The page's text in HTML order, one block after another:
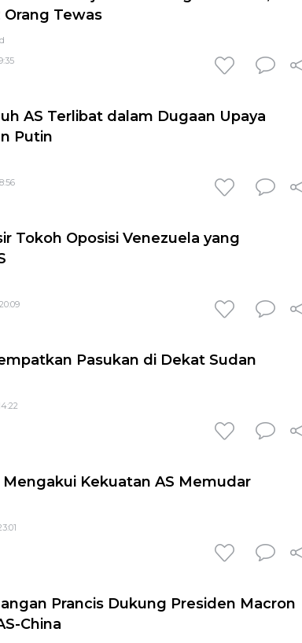
Orang Tewas
AS Terlibat dalam Dugaan Upaya
Putin
Tokoh Oposisi Venezuela yang
Pasukan di Dekat Sudan
Mengakui Kekuatan AS Memudar
Prancis Dukung Presiden Macron
China